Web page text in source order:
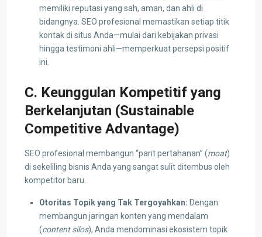
memiliki reputasi yang sah, aman, dan ahli di
bidangnya. SEO profesional memastikan setiap titik
kontak di situs Anda—mulai dari kebijakan privasi
hingga testimoni ahli—memperkuat persepsi positif
ini.
C. Keunggulan Kompetitif yang
Berkelanjutan (Sustainable
Competitive Advantage)
SEO profesional membangun “parit pertahanan” (moat)
di sekeliling bisnis Anda yang sangat sulit ditembus oleh
kompetitor baru.
Otoritas Topik yang Tak Tergoyahkan: Dengan
membangun jaringan konten yang mendalam
(content silos), Anda mendominasi ekosistem topik